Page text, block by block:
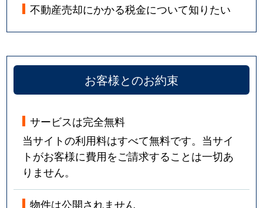
不動産売却にかかる税金について知りたい
お客様とのお約束
サービスは完全無料
当サイトの利用料はすべて無料です。当サイ
トがお客様に費用をご請求することは一切あ
りません。
物件は公開されません